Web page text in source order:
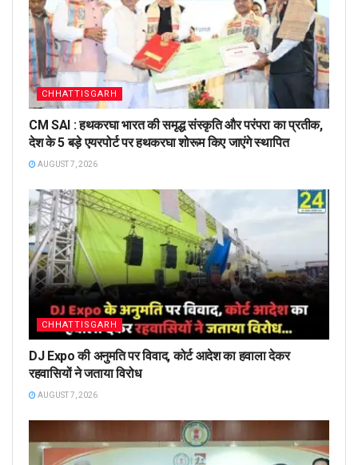
CHHATTISGARH
CM SAI : हथकरघा भारत की समृद्ध संस्कृति और परंपरा का प्रतीक,
देश के 5 बड़े एयरपोर्ट पर हथकरघा शोरूम किए जाएंगे स्थापित
AUGUST 7, 2026
CHHATTISGARH
DJ Expo की अनुमति पर विवाद, कोर्ट आदेश का हवाला देकर
रहवासियों ने जताया विरोध
AUGUST 7, 2026